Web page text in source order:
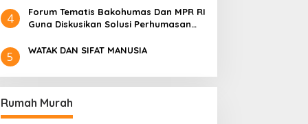
4
Forum Tematis Bakohumas Dan MPR RI
Guna Diskusikan Solusi Perhumasan
Masing
5 WATAK DAN SIFAT MANUSIA
Rumah Murah